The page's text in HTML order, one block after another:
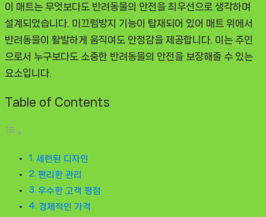
이 매트는 무엇보다도 반려동물의 안전을 최우선으로 생각하며
설계되었습니다. 미끄럼방지 기능이 탑재되어 있어 매트 위에서
반려동물이 활발하게 움직여도 안정감을 제공합니다. 이는 주인
으로서 누구보다도 소중한 반려동물의 안전을 보장해줄 수 있는
요소입니다.
Table of Contents
세련된 디자인
편리한 관리
우수한 고객 평점
경제적인 가격